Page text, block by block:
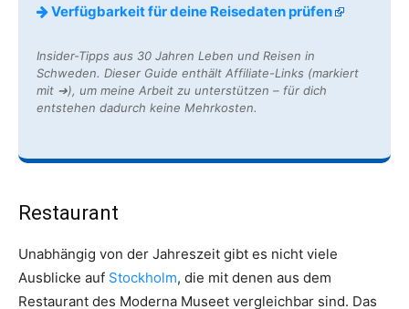
Verfügbarkeit für deine Reisedaten prüfen
Insider-Tipps aus 30 Jahren Leben und Reisen in
Schweden. Dieser Guide enthält Affiliate-Links (markiert
mit ➔), um meine Arbeit zu unterstützen – für dich
entstehen dadurch keine Mehrkosten.
Restaurant
Unabhängig von der Jahreszeit gibt es nicht viele
Ausblicke auf Stockholm, die mit denen aus dem
Restaurant des Moderna Museet vergleichbar sind. Das